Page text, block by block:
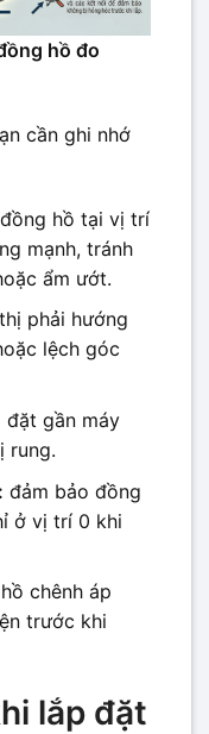
hồ đo
cần ghi nhớ
hồ tại vị trí
mạnh, tránh
ẩm ướt.
phải hướng
lệch góc
đặt gần máy
rung.
đảm bảo đồng
ở vị trí 0 khi
chênh áp
trước khi
lắp đặt